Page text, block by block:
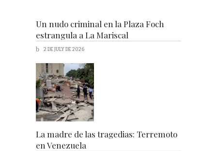
Un nudo criminal en la Plaza Foch
estrangula a La Mariscal
2 DE JULY DE 2026
La madre de las tragedias: Terremoto
en Venezuela